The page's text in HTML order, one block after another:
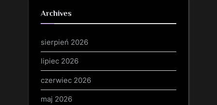
Archives
sierpień 2026
lipiec 2026
czerwiec 2026
maj 2026